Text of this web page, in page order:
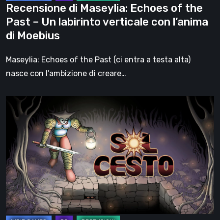
verticale
con
l’anima
di
Recensione di Maseylia: Echoes of the
Past – Un labirinto verticale con l’anima
di Moebius
Maseylia: Echoes of the Past (ci entra a testa alta)
nasce con l’ambizione di creare…
Cesto
Recensione:
la
1.0
del
roguelite
di